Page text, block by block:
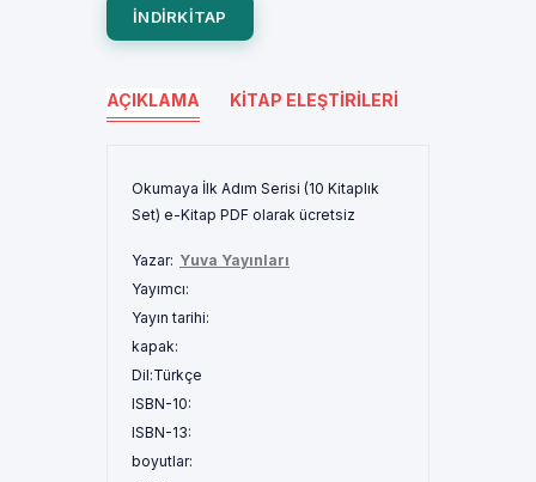
INDIRKITAP
AÇIKLAMA KITAP ELEŞTIRILERI
Okumaya İlk Adım Serisi (10 Kitaplık
Set) e-Kitap PDF olarak ücretsiz
Yazar: Yuva Yayınları
Yayımcı:
Yayın tarihi:
kapak:
Dil:Türkçe
ISBN-10:
ISBN-13:
boyutlar: